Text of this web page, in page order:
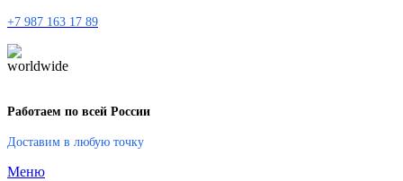
+7 987 163 17 89
Работаем по всей России
Доставим в любую точку
Меню